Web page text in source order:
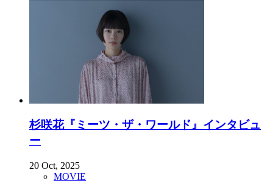
杉咲花『ミーツ・ザ・ワールド』インタビュ
ー
20 Oct, 2025
MOVIE